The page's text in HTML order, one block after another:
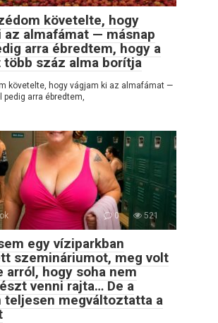
követelte, hogy
az almafámat — másnap
arra ébredtem, hogy a
száz alma borítja
követelte, hogy vágjam ki az almafámat —
pedig arra ébredtem,
0 521
egy víziparkban
szemináriumot, meg volt
arról, hogy soha nem
venni rajta… De a
teljesen megváltoztatta a